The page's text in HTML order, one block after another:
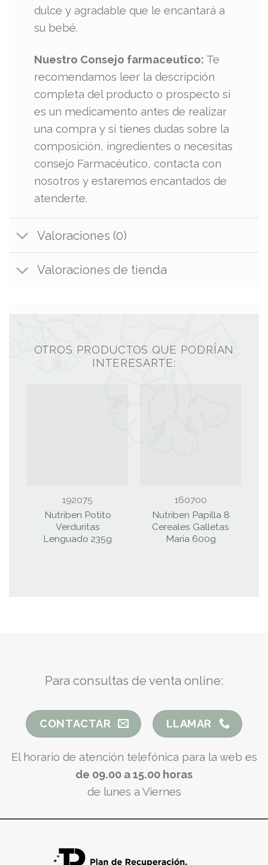
dulce y agradable que le encantará a
su bebé.
Nuestro Consejo farmaceutico: Te
recomendamos leer la descripción
completa del producto o prospecto si
es un medicamento antes de realizar
una compra y si tienes dudas sobre la
composición, ingredientes o necesitas
consejo Farmacéutico, contacta con
nosotros y estaremos encantados de
atenderte.
Valoraciones (0)
Valoraciones de tienda
OTROS PRODUCTOS QUE PODRÍAN
INTERESARTE:
192075
Nutriben Potito
Verduritas
Lenguado 235g
160700
Nutriben Papilla 8
Cereales Galletas
Maria 600g
Para consultas de venta online:
CONTACTAR LLAMAR
El horario de atención telefónica para la web es
de 09.00 a 15.00 horas
de lunes a Viernes